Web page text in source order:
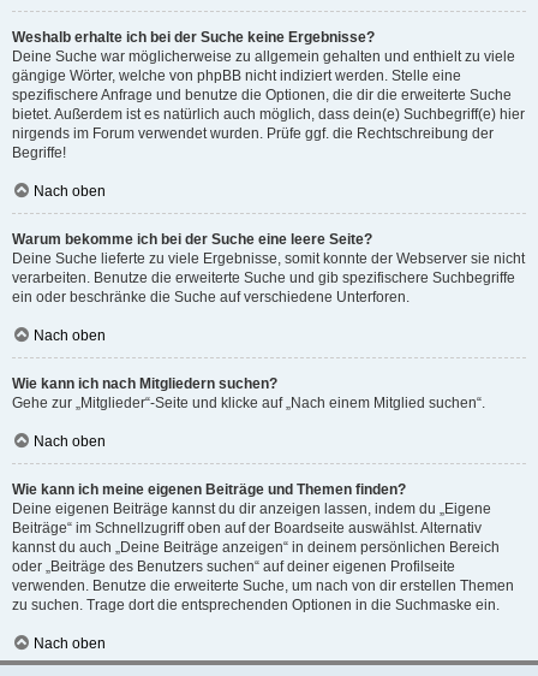
Weshalb erhalte ich bei der Suche keine Ergebnisse?
Deine Suche war möglicherweise zu allgemein gehalten und enthielt zu viele
gängige Wörter, welche von phpBB nicht indiziert werden. Stelle eine
spezifischere Anfrage und benutze die Optionen, die dir die erweiterte Suche
bietet. Außerdem ist es natürlich auch möglich, dass dein(e) Suchbegriff(e) hier
nirgends im Forum verwendet wurden. Prüfe ggf. die Rechtschreibung der
Begriffe!
Nach oben
Warum bekomme ich bei der Suche eine leere Seite?
Deine Suche lieferte zu viele Ergebnisse, somit konnte der Webserver sie nicht
verarbeiten. Benutze die erweiterte Suche und gib spezifischere Suchbegriffe
ein oder beschränke die Suche auf verschiedene Unterforen.
Nach oben
Wie kann ich nach Mitgliedern suchen?
Gehe zur „Mitglieder“-Seite und klicke auf „Nach einem Mitglied suchen“.
Nach oben
Wie kann ich meine eigenen Beiträge und Themen finden?
Deine eigenen Beiträge kannst du dir anzeigen lassen, indem du „Eigene
Beiträge“ im Schnellzugriff oben auf der Boardseite auswählst. Alternativ
kannst du auch „Deine Beiträge anzeigen“ in deinem persönlichen Bereich
oder „Beiträge des Benutzers suchen“ auf deiner eigenen Profilseite
verwenden. Benutze die erweiterte Suche, um nach von dir erstellen Themen
zu suchen. Trage dort die entsprechenden Optionen in die Suchmaske ein.
Nach oben